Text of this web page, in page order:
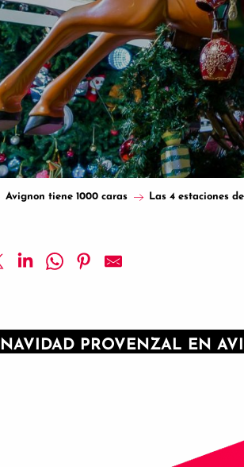
Avignon tiene 1000 caras Las 4 estaciones
NAVIDAD PROVENZAL EN